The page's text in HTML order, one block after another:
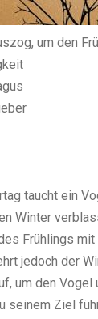
um den
taucht ein
Winter
Frühlings
jedoch der
um den Vogel
seinem Ziel